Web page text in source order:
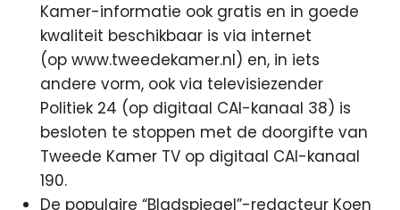
Kamer-informatie ook gratis en in goede
kwaliteit beschikbaar is via internet
(op www.tweedekamer.nl) en, in iets
andere vorm, ook via televisiezender
Politiek 24 (op digitaal CAI-kanaal 38) is
besloten te stoppen met de doorgifte van
Tweede Kamer TV op digitaal CAI-kanaal
190.
De populaire “Bladspiegel”-redacteur Koen